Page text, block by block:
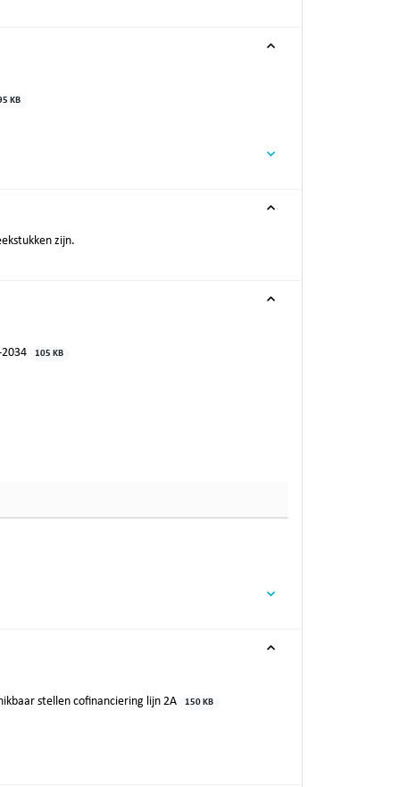
KB
zijn.
105 KB
stellen cofinanciering lijn 2A
150 KB